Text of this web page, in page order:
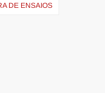
DE ENSAIOS